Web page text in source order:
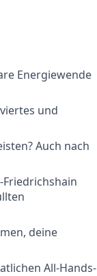
Energiewende
und
Auch nach
deine
All-Hands-